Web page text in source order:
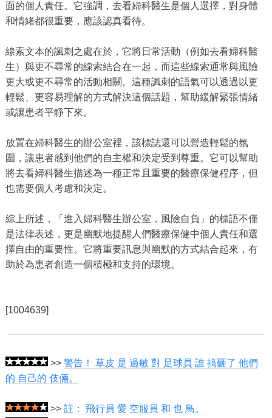
面的個人責任。它強調，去看婦科醫生是個人選擇，對身體
和情緒都很重要，應該認真看待。
線索文本的諷刺之處在於，它將日常活動（例如去看婦科醫
生）與更不尋常的線索結合在一起，而這些線索通常與風險
更大或更不尋常的活動相關。這種諷刺的語氣可以透過以更
輕鬆、更容易理解的方式解決這個話題，幫助緩解緊張情緒
或讓患者平靜下來。
放置在婦科醫生的辦公室裡，該標誌還可以營造輕鬆的氛
圍，讓患者感到他們的自主權和決定受到尊重。它可以幫助
將去看婦科醫生描述為一種正常且重要的醫療保健程序，但
也需要個人考慮和決定。
綜上所述，「進入婦科醫生辦公室，風險自負」的標語不僅
是法律表述，更是幽​​默地提醒人們醫療保健中個人責任和選
擇自由的重要性。它將重要訊息與幽默的方式結合起來，有
助於為患者創造一個積極和支持的環境。
[1004639]
>> 警告！ 草皮 是 過敏 對 足球員 誰 搞砸了 他們
的 自己的 伎倆。
>> 註： 飛行員 愛 空服員 和 也 鳥。